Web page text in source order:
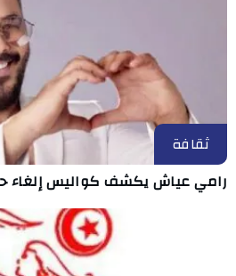
ثقافة
رامي عياش يكشف كواليس إلغاء